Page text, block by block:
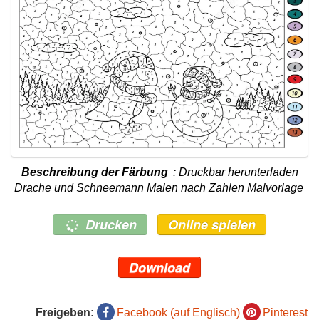
Beschreibung der Färbung : Druckbar herunterladen
Drache und Schneemann Malen nach Zahlen Malvorlage
Drucken Online spielen
Download
Freigeben: Facebook (auf Englisch)
Pinterest